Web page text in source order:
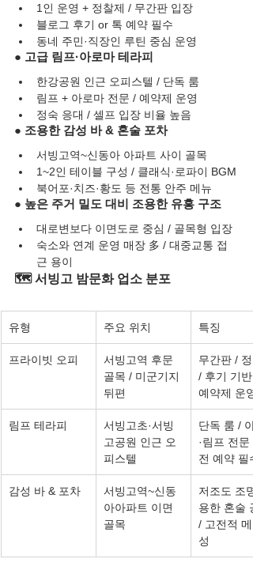
1인 운영 + 정찰제 / 무간판 입장
블로그 후기 or 톡 예약 필수
동네 주민·직장인 루틴 중심 운영
● 고급 림프·아로마 테라피
한강공원 인근 오피스텔 / 단독 룸
림프 + 아로마 전문 / 예약제 운영
정숙 응대 / 셀프 입장 비율 높음
● 조용한 감성 바 & 혼술 포차
서빙고역~신동아 아파트 사이 골목
1~2인 테이블 구성 / 클래식·로파이 BGM
북어포·치즈·황도 등 전통 안주 메뉴
● 높은 주거 밀도 대비 조용한 유흥 구조
대로변보다 이면도로 중심 / 골목형 입장
숙소와 연계 운영 매장 多 / 대중교통 접
근 용이
🗺️ 서빙고 밤문화 업소 분포
유형 주요 위치 특징
프라이빗 오피
서빙고역 후문
골목 / 미군기지
뒤편
무간판 / 정
/ 후기 기반
예약제 운영
림프 테라피
서빙고초·서빙
고공원 인근 오
피스텔
단독 룸 /
·림프 전문
전 예약 필수
감성 바 & 포차
서빙고역~신동
아아파트 이면
골목
저조도 조
용한 혼술
/ 고전적 메
성